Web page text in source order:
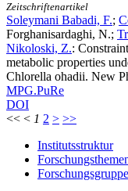
Zeitschriftenartikel
Soleymani Babadi, F.;
Forghanisardaghi, N.;
Nikoloski, Z.:
metabolic properties
Chlorella ohadii. New
MPG.PuRe
DOI
<< < 1 2 > >>
Institutsstruktur